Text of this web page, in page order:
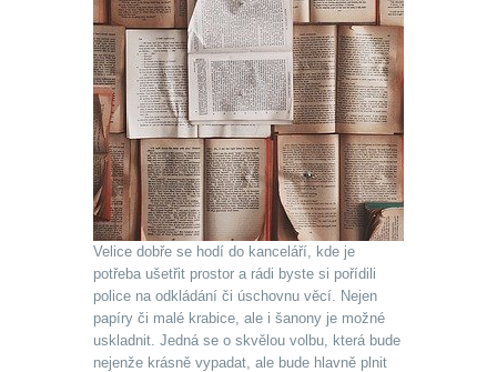
Velice dobře se hodí do kanceláří, kde je
potřeba ušetřit prostor a rádi byste si pořídili
police na odkládání či úschovnu věcí. Nejen
papíry či malé krabice, ale i šanony je možné
uskladnit. Jedná se o skvělou volbu, která bude
nejenže krásně vypadat, ale bude hlavně plnit